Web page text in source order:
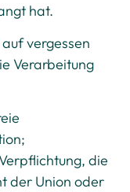
hat.
vergessen
Verarbeitung
die
der Union oder